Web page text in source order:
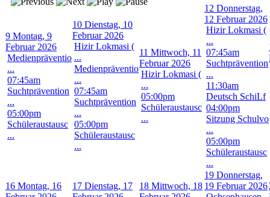
9 Montag, 9
Februar 2026
Medienpräventio
...
07:45am
Suchtprävention
...
05:00pm
Schüleraustausc
...
10 Dienstag, 10
Februar 2026
Hizir Lokmasi (
...
Medienpräventio
...
07:45am
Suchtprävention
...
05:00pm
Schüleraustausc
...
11 Mittwoch, 11
Februar 2026
Hizir Lokmasi (
...
05:00pm
Schüleraustausc
...
12 Donnerstag,
12 Februar 2026
Hizir Lokmasi (
...
07:45am
Suchtprävention
...
11:30am
Deutsch SchiLf
04:00pm
Sitzung Schulvo
...
05:00pm
Schüleraustausc
...
16 Montag, 16
17 Dienstag, 17
18 Mittwoch, 18
19 Donnerstag,
19 Februar 2026